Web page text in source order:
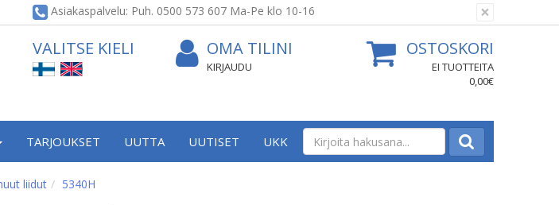
×
Asiakaspalvelu: Puh. 0500 573 607 Ma-Pe klo 10-16
VALITSE KIELI OMA TILINI
KIRJAUDU
OSTOSKORI
EI TUOTTEITA
0,00€
TARJOUKSET UUTTA UUTISET UKK
liidut
5340H